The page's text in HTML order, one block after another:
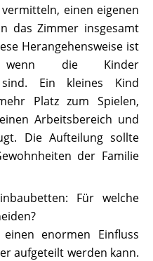
einen eigenen
das Zimmer insgesamt
Herangehensweise ist
wenn die Kinder
Ein kleines Kind
Platz zum Spielen,
Arbeitsbereich und
Die Aufteilung sollte
der Familie
Für welche
enormen Einfluss
aufgeteilt werden kann.